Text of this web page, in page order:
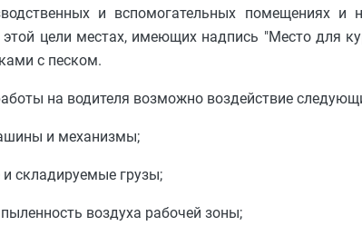
и вспомогательных помещениях и
цели местах, имеющих надпись "Место для
с песком.
на водителя возможно воздействие
и механизмы;
складируемые грузы;
воздуха рабочей зоны;